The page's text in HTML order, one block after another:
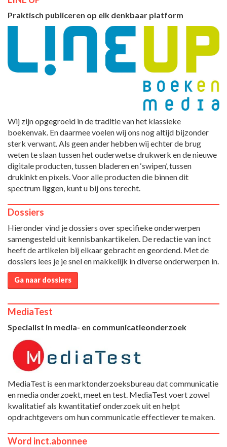
Praktisch publiceren op elk denkbaar platform
Wij zijn opgegroeid in de traditie van het klassieke
boekenvak. En daarmee voelen wij ons nog altijd bijzonder
sterk verwant. Als geen ander hebben wij echter de brug
weten te slaan tussen het ouderwetse drukwerk en de nieuwe
digitale producten, tussen bladeren en ‘swipen’, tussen
drukinkt en pixels. Voor alle producten die binnen dit
spectrum liggen, kunt u bij ons terecht.
Dossiers
Hieronder vind je dossiers over specifieke onderwerpen
samengesteld uit kennisbankartikelen. De redactie van inct
heeft de artikelen bij elkaar gebracht en geordend. Met de
dossiers lees je je snel en makkelijk in diverse onderwerpen in.
Ga naar dossiers
MediaTest
Specialist in media- en communicatieonderzoek
MediaTest is een marktonderzoeksbureau dat communicatie
en media onderzoekt, meet en test. MediaTest voert zowel
kwalitatief als kwantitatief onderzoek uit en helpt
opdrachtgevers om hun communicatie effectiever te maken.
Word inct.abonnee